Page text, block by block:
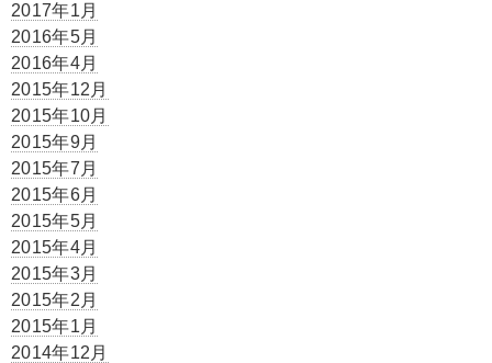
2017年1月
2016年5月
2016年4月
2015年12月
2015年10月
2015年9月
2015年7月
2015年6月
2015年5月
2015年4月
2015年3月
2015年2月
2015年1月
2014年12月